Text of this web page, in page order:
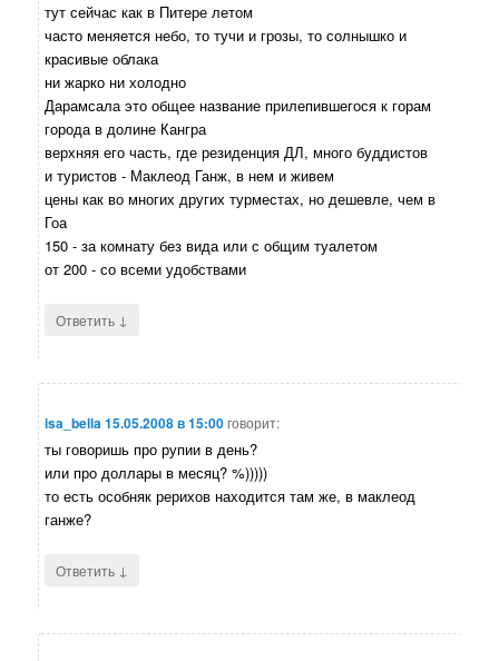
тут сейчас как в Питере летом
часто меняется небо, то тучи и грозы, то солнышко и
красивые облака
ни жарко ни холодно
Дарамсала это общее название прилепившегося к горам
города в долине Кангра
верхняя его часть, где резиденция ДЛ, много буддистов
и туристов - Маклеод Ганж, в нем и живем
цены как во многих других турместах, но дешевле, чем в
Гоа
150 - за комнату без вида или с общим туалетом
от 200 - со всеми удобствами
Ответить ↓
isa_bella15.05.2008 в 15:00говорит:
ты говоришь про рупии в день?
или про доллары в месяц? %)))))
то есть особняк рерихов находится там же, в маклеод
ганже?
Ответить ↓